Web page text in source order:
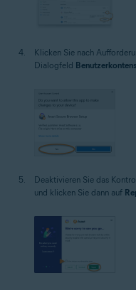
Klicken Sie nach
Dialogfeld
Deaktivieren Sie das
und klicken Sie dann auf